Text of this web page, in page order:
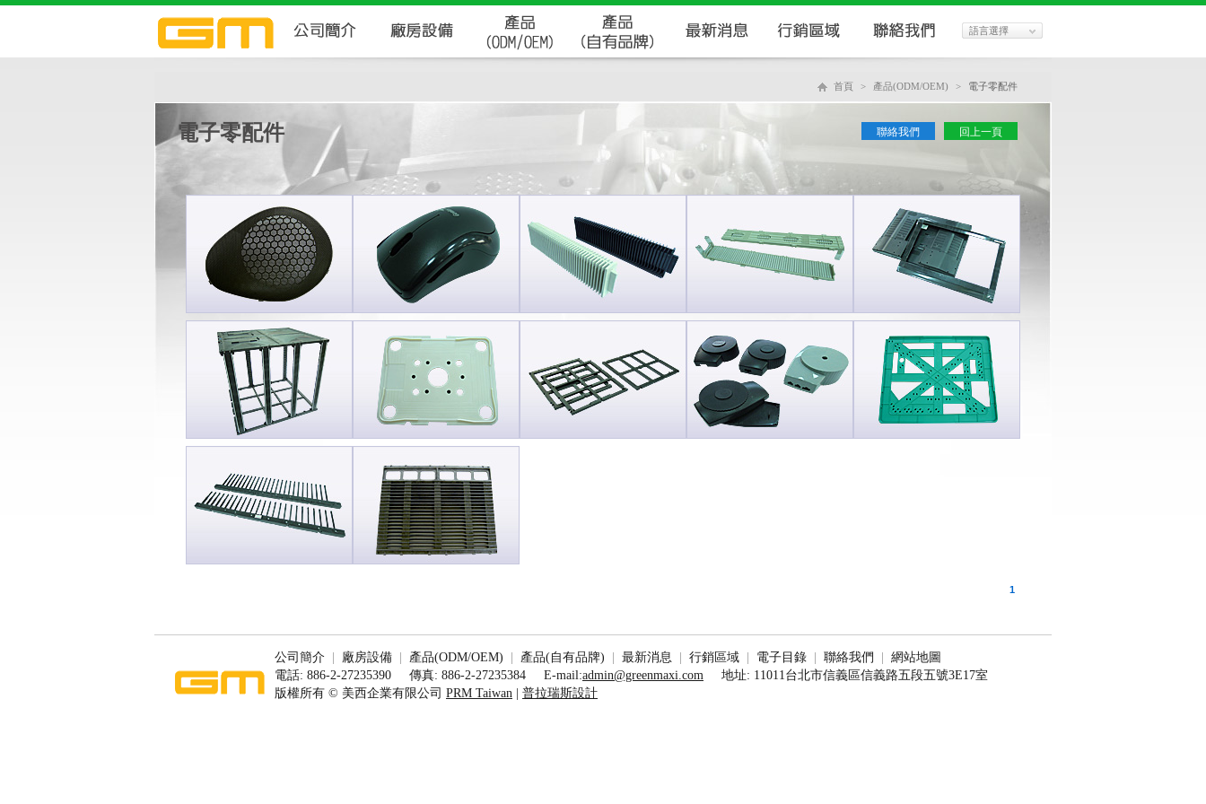
語言選擇
首頁 > 產品(ODM/OEM) > 電子零配件
電子零配件 聯絡我們 回上一頁
1
公司簡介 廠房設備 產品(ODM/OEM) 產品(自有品牌) 最新消息 行銷區域 電子目錄 聯絡我們
網站地圖
電話: 886-2-27235390
傳真: 886-2-27235384 E-mail:admin@greenmaxi.com
地址: 11011台北市信義區信義路五段五號3E17室
版權所有 © 美西企業有限公司 PRM Taiwan 普拉瑞斯設計